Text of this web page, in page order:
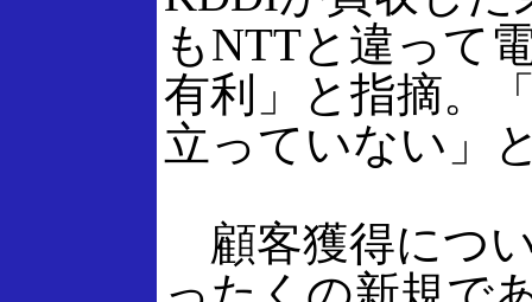
もNTTと違って
有利」と指摘。
立っていない」
顧客獲得につ